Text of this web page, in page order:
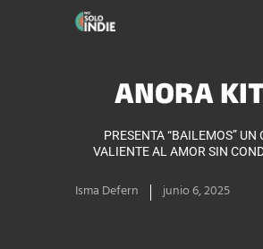
ANORA
PRESENTA “BAILEMOS” UN
VALIENTE AL AMOR SIN
Isma Defern junio 6, 2025